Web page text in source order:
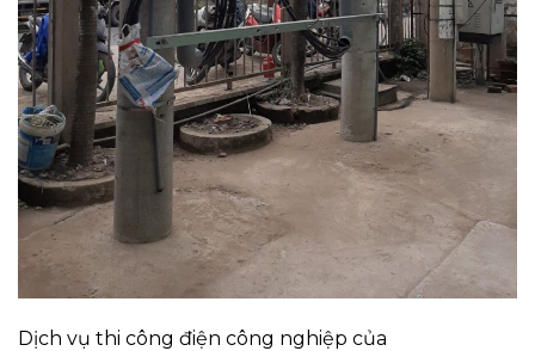
Dịch vụ thi công điện công nghiệp của